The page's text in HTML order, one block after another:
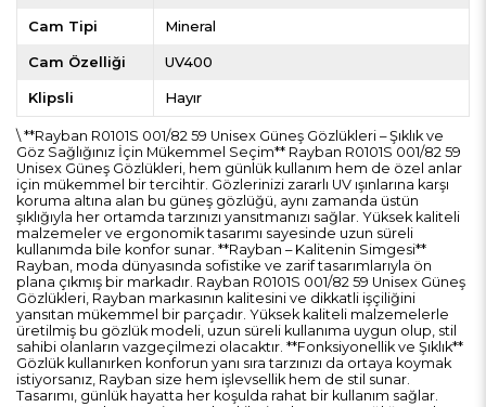
Cam Tipi Mineral
Cam Özelliği UV400
Klipsli Hayır
\ **Rayban R0101S 001/82 59 Unisex Güneş Gözlükleri – Şıklık ve
Göz Sağlığınız İçin Mükemmel Seçim** Rayban R0101S 001/82 59
Unisex Güneş Gözlükleri, hem günlük kullanım hem de özel anlar
için mükemmel bir tercihtir. Gözlerinizi zararlı UV ışınlarına karşı
koruma altına alan bu güneş gözlüğü, aynı zamanda üstün
şıklığıyla her ortamda tarzınızı yansıtmanızı sağlar. Yüksek kaliteli
malzemeler ve ergonomik tasarımı sayesinde uzun süreli
kullanımda bile konfor sunar. **Rayban – Kalitenin Simgesi**
Rayban, moda dünyasında sofistike ve zarif tasarımlarıyla ön
plana çıkmış bir markadır. Rayban R0101S 001/82 59 Unisex Güneş
Gözlükleri, Rayban markasının kalitesini ve dikkatli işçiliğini
yansıtan mükemmel bir parçadır. Yüksek kaliteli malzemelerle
üretilmiş bu gözlük modeli, uzun süreli kullanıma uygun olup, stil
sahibi olanların vazgeçilmezi olacaktır. **Fonksiyonellik ve Şıklık**
Gözlük kullanırken konforun yanı sıra tarzınızı da ortaya koymak
istiyorsanız, Rayban size hem işlevsellik hem de stil sunar.
Tasarımı, günlük hayatta her koşulda rahat bir kullanım sağlar.